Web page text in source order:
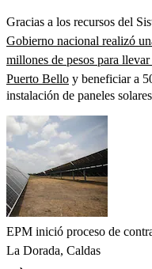
Gracias a los recursos del
Gobierno nacional realizó
millones de pesos para
Puerto Bello y beneficiar a
instalación de paneles
EPM inició proceso de
La Dorada, Caldas